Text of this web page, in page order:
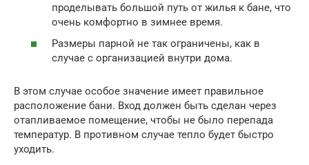
проделывать большой путь от жилья к бане, что
очень комфортно в зимнее время.
Размеры парной не так ограничены, как в
случае с организацией внутри дома.
В этом случае особое значение имеет правильное
расположение бани. Вход должен быть сделан через
отапливаемое помещение, чтобы не было перепада
температур. В противном случае тепло будет быстро
уходить.